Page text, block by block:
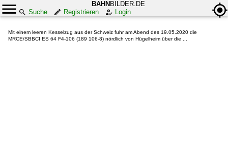
BAHN BILDER.DE
Suche
Registrieren Login
Mit einem leeren Kesselzug aus der Schweiz fuhr am Abend des 19.05.2020 die
MRCE/SBBCI ES 64 F4-106 (189 106-8) nördlich von Hügelheim über die ...